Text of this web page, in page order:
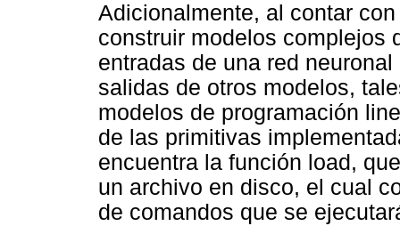
Adicionalmente, al contar
construir modelos complejos
entradas de una red
salidas de otros modelos,
modelos de programación
de las primitivas
encuentra la función load,
un archivo en disco, el cual
de comandos que se